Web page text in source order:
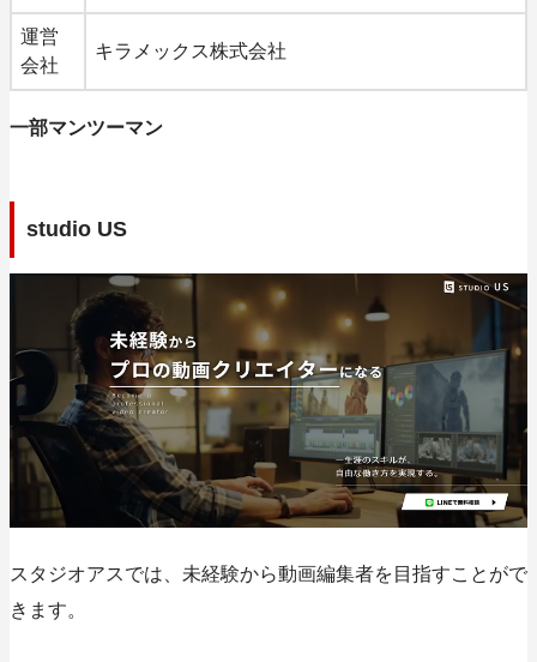
運営
会社
キラメックス株式会社
一部マンツーマン
studio US
スタジオアスでは、未経験から動画編集者を目指すことがで
きます。